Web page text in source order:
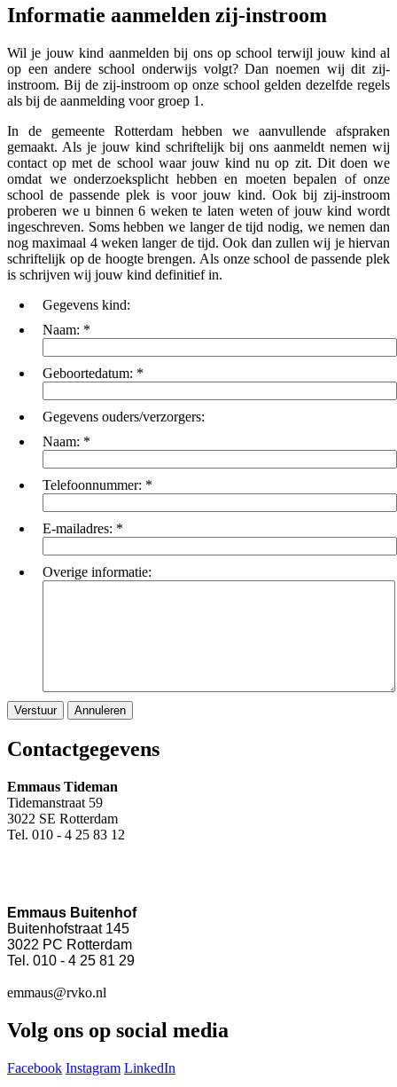
Informatie aanmelden zij-instroom
Wil je jouw kind aanmelden bij ons op school terwijl jouw kind al
op een andere school onderwijs volgt? Dan noemen wij dit zij-
instroom. Bij de zij-instroom op onze school gelden dezelfde regels
als bij de aanmelding voor groep 1.
In de gemeente Rotterdam hebben we aanvullende afspraken
gemaakt. Als je jouw kind schriftelijk bij ons aanmeldt nemen wij
contact op met de school waar jouw kind nu op zit. Dit doen we
omdat we onderzoeksplicht hebben en moeten bepalen of onze
school de passende plek is voor jouw kind. Ook bij zij-instroom
proberen we u binnen 6 weken te laten weten of jouw kind wordt
ingeschreven. Soms hebben we langer de tijd nodig, we nemen dan
nog maximaal 4 weken langer de tijd. Ook dan zullen wij je hiervan
schriftelijk op de hoogte brengen. Als onze school de passende plek
is schrijven wij jouw kind definitief in.
Gegevens kind:
Naam: *
Geboortedatum: *
Gegevens ouders/verzorgers:
Naam: *
Telefoonnummer: *
E-mailadres: *
Overige informatie:
Contactgegevens
Emmaus Tideman
Tidemanstraat 59
3022 SE Rotterdam
Tel. 010 - 4 25 83 12
Emmaus Buitenhof
Buitenhofstraat 145
3022 PC Rotterdam
Tel. 010 - 4 25 81 29
emmaus@rvko.nl
Volg ons op social media
Facebook Instagram LinkedIn